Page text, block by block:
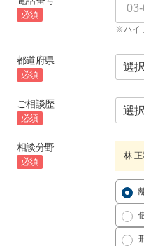
必須
※ハイ
都道府県
必須
ご相談歴
必須
相談分野
必須
林